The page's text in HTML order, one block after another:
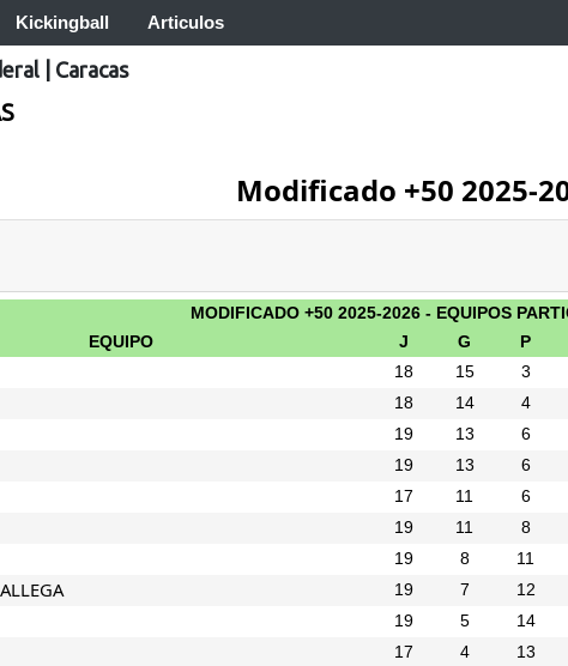
Kickingball Articulos
Caracas
Modificado +50 2025-
MODIFICADO +50 2025-2026 - EQUIPOS
EQUIPO J G P
18 15 3
18 14 4
19 13 6
19 13 6
17 11 6
19 11 8
19 8 11
19 7 12
19 5 14
17 4 13